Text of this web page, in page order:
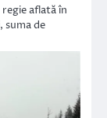
aflată în
suma de